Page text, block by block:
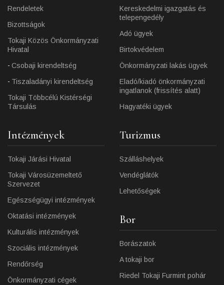
Rendeletek
Bizottságok
Tokaji Közös Önkormányzati
Hivatal
Csobaji kirendeltség
Tiszaladányi kirendeltség
Tokaji Többcélú Kistérségi
Társulás
Kereskedelmi igazgatás és
telepengedély
Adó ügyek
Birtokvédelem
Önkormányzati lakás ügyek
Eladó/kiadó önkormányzati
ingatlanok (frissítés alatt)
Hagyatéki ügyek
Intézmények
Tokaji Járási Hivatal
Tokaji Városüzemeltető
Szervezet
Egészségügyi intézmények
Oktatási intézmények
Kulturális intézmények
Szociális intézmények
Rendőrség
Önkormányzati cégek
Turizmus
Szálláshelyek
Vendéglátók
Lehetőségek
Bor
Borászatok
A tokaji bor
Riedel Tokaji Furmint pohár